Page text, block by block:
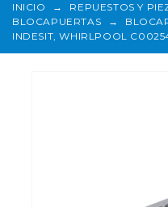
INICIO → REPUESTOS Y
BLOCAPUERTAS
→
INDESIT, WHIRLPOOL